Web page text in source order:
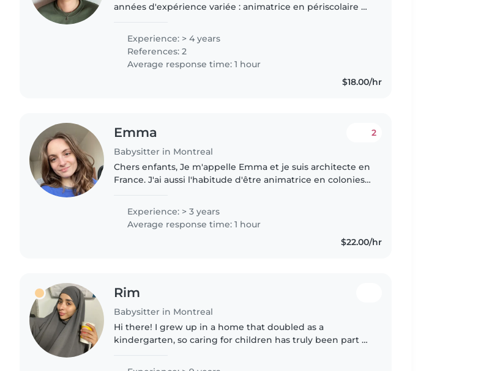
années d'expérience variée : animatrice en périscolaire et
Experience: > 4 years
References: 2
Average response time: 1 hour
$18.00/hr
Emma
Babysitter in Montreal
2
Chers enfants, Je m'appelle Emma et je suis architecte en
France. J'ai aussi l'habitude d'être animatrice en colonies
et m'occuper..
Experience: > 3 years
Average response time: 1 hour
$22.00/hr
Rim
Babysitter in Montreal
Hi there! I grew up in a home that doubled as a
kindergarten, so caring for children has truly been part of